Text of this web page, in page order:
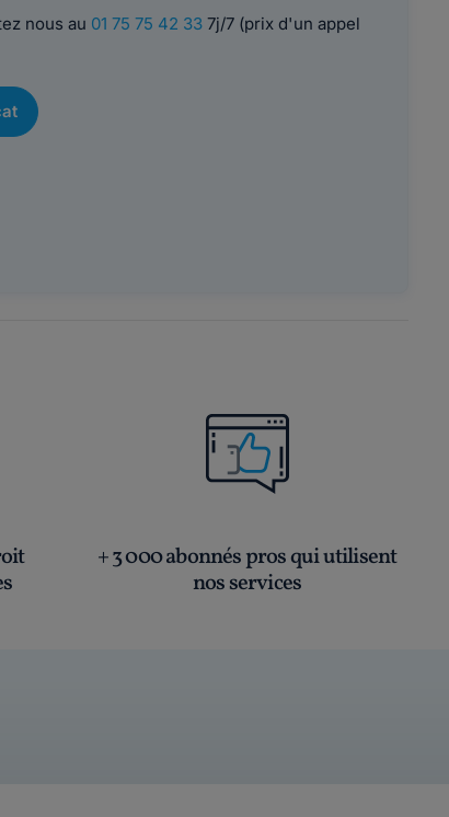
nous au 01 75 75 42 337j/7 (prix d'un appel
+ 3 000 abonnés pros qui utilisent
nos services